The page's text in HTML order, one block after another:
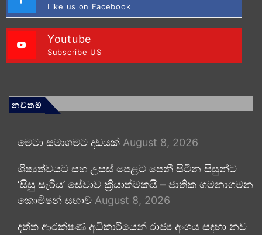
Like us on Facebook
Youtube
Subscribe US
නවතම
මෙටා සමාගමට දඩයක් August 8, 2026
ශිෂ්‍යත්වයට සහ උසස් පෙළට පෙනී සිටින සිසුන්ට
‘සිසු සැරිය’ සේවාව ක්‍රියාත්මකයි – ජාතික ගමනාගමන
කොමිෂන් සභාව August 8, 2026
දත්ත ආරක්ෂණ අධිකාරියෙන් රාජ්‍ය අංශය සඳහා නව